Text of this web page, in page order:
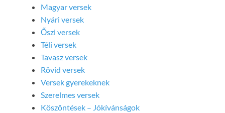
Magyar versek
Nyári versek
Őszi versek
Téli versek
Tavasz versek
Rövid versek
Versek gyerekeknek
Szerelmes versek
Köszöntések – Jókívánságok